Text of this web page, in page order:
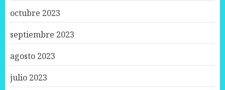
octubre 2023
septiembre 2023
agosto 2023
julio 2023